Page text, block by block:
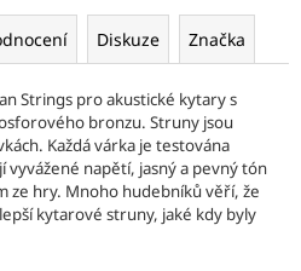
Diskuze Značka
Strings pro akustické kytarys
bronzu. Struny jsou
Každá várka je testována
vyvážené napětí, jasný a pevný tón
ze hry. Mnoho hudebníků věří, že
kytarové struny, jaké kdy byly